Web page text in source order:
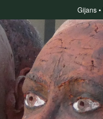
Gijans